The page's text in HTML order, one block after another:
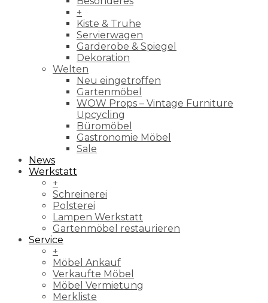
+
Kiste & Truhe
Servierwagen
Garderobe & Spiegel
Dekoration
Welten
Neu eingetroffen
Gartenmöbel
WOW Props – Vintage Furniture
Upcycling
Büromöbel
Gastronomie Möbel
Sale
News
Werkstatt
+
Schreinerei
Polsterei
Lampen Werkstatt
Gartenmöbel restaurieren
Service
+
Möbel Ankauf
Verkaufte Möbel
Möbel Vermietung
Merkliste